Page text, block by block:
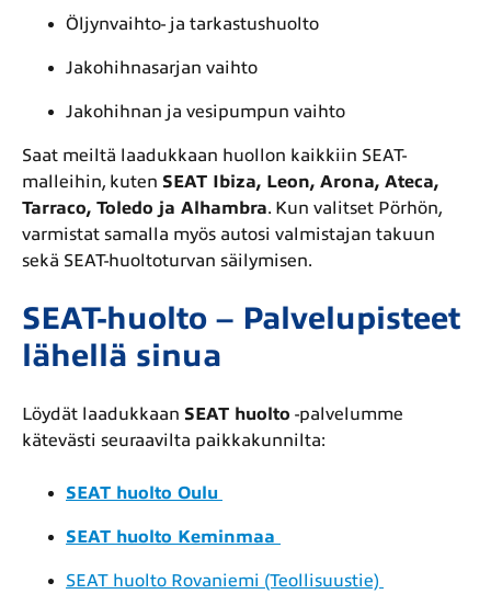
Öljynvaihto- ja tarkastushuolto
Jakohihnasarjan vaihto
Jakohihnan ja vesipumpun vaihto
Saat meiltä laadukkaan huollon kaikkiin SEAT-
malleihin, kuten SEAT Ibiza, Leon, Arona, Ateca,
Tarraco, Toledo ja Alhambra. Kun valitset Pörhön,
varmistat samalla myös autosi valmistajan takuun
sekä SEAT-huoltoturvan säilymisen.
SEAT-huolto – Palvelupisteet
lähellä sinua
Löydät laadukkaan SEAT huolto -palvelumme
kätevästi seuraavilta paikkakunnilta:
SEAT huolto Oulu
SEAT huolto Keminmaa
SEAT huolto Rovaniemi (Teollisuustie)